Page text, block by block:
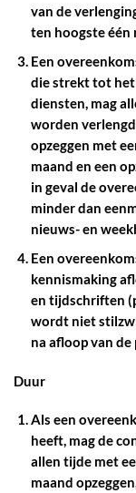
van de
ten hoogste één
Een
die strekt tot
diensten, mag
worden
opzeggen met
maand en een
in geval de
minder dan
nieuws- en
Een
kennismaking
en tijdschriften
wordt niet
na afloop van
Duur
Als een
heeft, mag de
allen tijde met
maand